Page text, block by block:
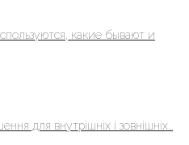
какие бывают и
для внутрішніх і зовнішніх...